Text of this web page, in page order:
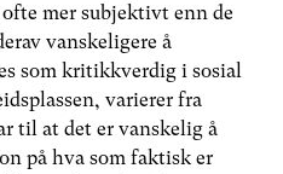
mer subjektivt enn de
vanskeligere å
som kritikkverdig i sosial
varierer fra
til at det er vanskelig å
på hva som faktisk er